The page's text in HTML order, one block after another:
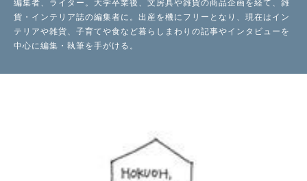
編集者、ライター。大学卒業後、文房具や雑貨の商品企画を経て、雑
貨・インテリア誌の編集者に。出産を機にフリーとなり、現在はイン
テリアや雑貨、子育てや食など暮らしまわりの記事やインタビューを
中心に編集・執筆を手がける。